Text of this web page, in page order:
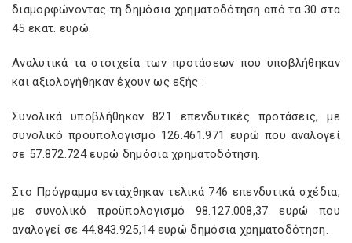
διαμορφώνοντας τη δημόσια χρηματοδότηση από τα 30 στα
45 εκατ. ευρώ.
Αναλυτικά τα στοιχεία των προτάσεων που υποβλήθηκαν
και αξιολογήθηκαν έχουν ως εξής :
Συνολικά υποβλήθηκαν 821 επενδυτικές προτάσεις, με
συνολικό προϋπολογισμό 126.461.971 ευρώ που αναλογεί
σε 57.872.724 ευρώ δημόσια χρηματοδότηση.
Στο Πρόγραμμα εντάχθηκαν τελικά 746 επενδυτικά σχέδια,
με συνολικό προϋπολογισμό 98.127.008,37 ευρώ που
αναλογεί σε 44.843.925,14 ευρώ δημόσια χρηματοδότηση.